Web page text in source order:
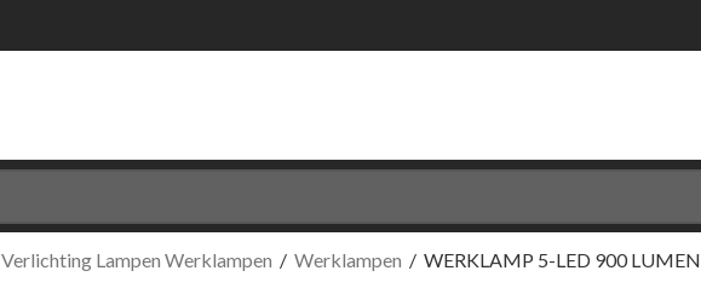
Verlichting Lampen Werklampen / Werklampen / WERKLAMP 5-LED 900 LUMEN